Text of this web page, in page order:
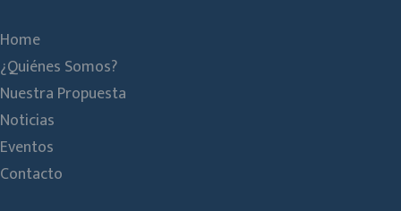
Home
¿Quiénes Somos?
Nuestra Propuesta
Noticias
Eventos
Contacto